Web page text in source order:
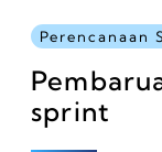
Perencanaan
sprint